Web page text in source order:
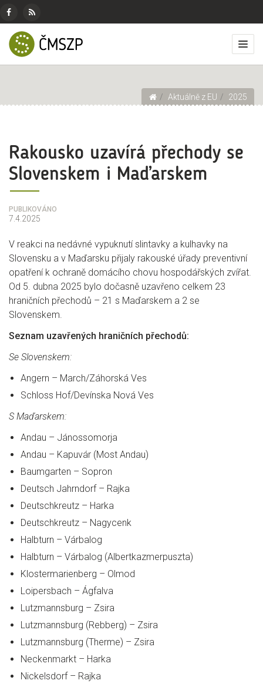
ČMSZP
Českomoravský
svaz
zemědělských
Menu
pro
sociální
sítě
Facebook
RSS
zdroj
Základní
menu
Aktuálně z EU 2025
Rakousko uzavírá přechody se
Slovenskem i Maďarskem
PUBLIKOVÁNO
7.4.2025
V reakci na nedávné vypuknutí slintavky a kulhavky na
Slovensku a v Maďarsku přijaly rakouské úřady preventivní
opatření k ochraně domácího chovu hospodářských zvířat.
Od 5. dubna 2025 bylo dočasně uzavřeno celkem 23
hraničních přechodů – 21 s Maďarskem a 2 se
Slovenskem.
Seznam uzavřených hraničních přechodů:
Se Slovenskem:
Angern – March/Záhorská Ves
Schloss Hof/Devínska Nová Ves
S Maďarskem:
Andau – Jánossomorja
Andau – Kapuvár (Most Andau)
Baumgarten – Sopron
Deutsch Jahrndorf – Rajka
Deutschkreutz – Harka
Deutschkreutz – Nagycenk
Halbturn – Várbalog
Halbturn – Várbalog (Albertkazmerpuszta)
Klostermarienberg – Olmod
Loipersbach – Ágfalva
Lutzmannsburg – Zsira
Lutzmannsburg (Rebberg) – Zsira
Lutzmannsburg (Therme) – Zsira
Neckenmarkt – Harka
Nickelsdorf – Rajka